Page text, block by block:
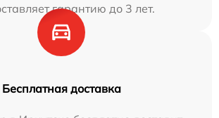
гарантию до 3 лет.
Бесплатная доставка